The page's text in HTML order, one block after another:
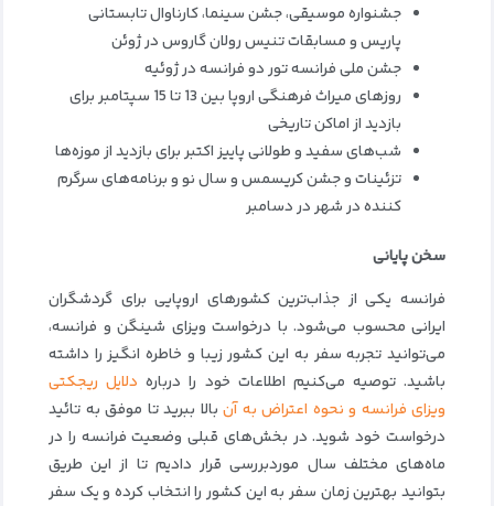
جشنواره موسیقی، جشن سینما، کارناوال تابستانی
پاریس و مسابقات تنیس رولان گاروس در ژوئن
جشن ملی فرانسه تور دو فرانسه در ژوئیه
روزهای میراث فرهنگی اروپا بین 13 تا 15 سپتامبر برای
بازدید از اماکن تاریخی
شب‌های سفید و طولانی پاییز اکتبر برای بازدید از موزه‌ها
تزئینات و جشن کریسمس و سال نو و برنامه‌های سرگرم‌
کننده در شهر در دسامبر
سخن پایانی
فرانسه یکی از جذاب‌ترین کشورهای اروپایی برای گردشگران
ایرانی محسوب می‌شود. با درخواست ویزای شینگن و فرانسه،
می‌توانید تجربه سفر به این کشور زیبا و خاطره‌ انگیز را داشته
باشید. توصیه می‌کنیم اطلاعات خود را درباره دلایل ریجکتی
ویزای فرانسه و نحوه اعتراض به آن بالا ببرید تا موفق به تائید
درخواست خود شوید. در بخش‌های قبلی وضعیت فرانسه را در
ماه‌های مختلف سال موردبررسی قرار دادیم تا از این طریق
بتوانید بهترین زمان سفر به این کشور را انتخاب کرده و یک سفر